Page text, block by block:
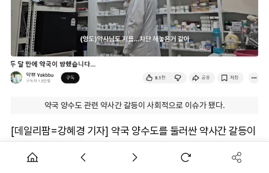
약국 양수도 관련 약사간 갈등이 사회적으로 이슈가 됐다.
[데일리팜=강혜경 기자] 약국 양수도를 둘러싼 약사간 갈등이